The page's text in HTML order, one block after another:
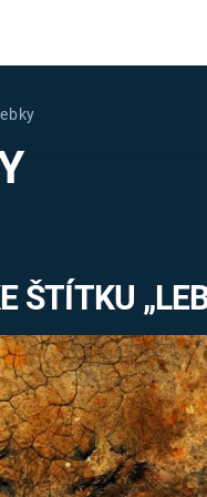
VÁLEČNÉ
lebky
ŠTÍTKU